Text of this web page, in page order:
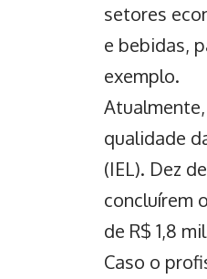
setores
e bebidas,
exemplo.
qualidade
(IEL). Dez
concluírem
de R$ 1,8
Caso o